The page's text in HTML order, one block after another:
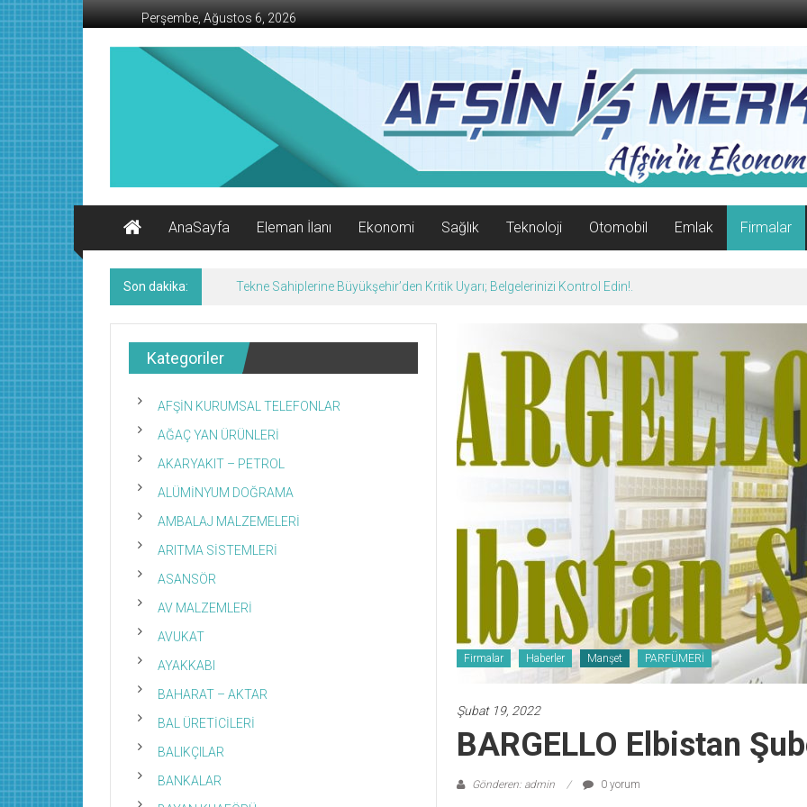
İçeriğe
geç
Perşembe, Ağustos 6, 2026
AFŞİN
Ekonomi
Kanalı
AnaSayfa
Eleman İlanı Ekonomi Sağlık Teknoloji Otomobil Emlak Firmalar
Son dakika: Geleneksel Ağustos Fuarı Esnafın Yüzünü Güldürdü.
Firmalar Haberler Manşet PARFÜMERİ
Şubat 19, 2022
BARGELLO Elbistan
Gönderen: admin 0 yorum
Kategoriler
AFŞİN KURUMSAL TELEFONLAR
AĞAÇ YAN ÜRÜNLERİ
AKARYAKIT – PETROL
ALÜMİNYUM DOĞRAMA
AMBALAJ MALZEMELERİ
ARITMA SİSTEMLERİ
ASANSÖR
AV MALZEMLERİ
AVUKAT
AYAKKABI
BAHARAT – AKTAR
BAL ÜRETİCİLERİ
BALIKÇILAR
BANKALAR